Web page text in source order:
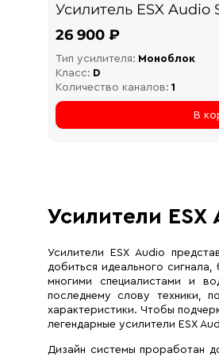
Усилитель ESX Audio
26 900 ₽
Тип усилителя: Моноблок
Класс: D
Количество каналов: 1
В
Усилители ESX
Усилители ESX Audio
добиться идеального
многими специалистами и
последнему слову техники,
характеристики. Чтобы
легендарные усилители ESX
Дизайн системы проработан